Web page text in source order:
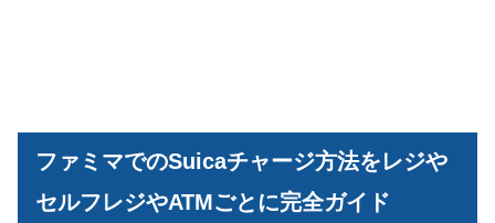
ファミマでのSuicaチャージ方法をレジや
セルフレジやATMごとに完全ガイド